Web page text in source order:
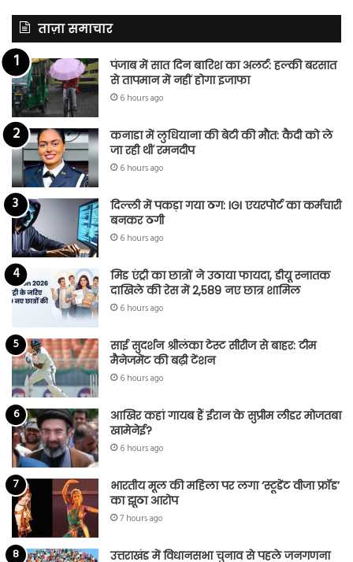
ताज़ा समाचार
पंजाब में सात दिन बारिश का अलर्ट: हल्की बरसात
से तापमान में नहीं होगा इजाफा
6 hours ago
कनाडा में लुधियाना की बेटी की माैत: कैदी को ले
जा रही थीं रमनदीप
6 hours ago
दिल्ली में पकड़ा गया ठग: IGI एयरपोर्ट का कर्मचारी
बनकर ठगी
6 hours ago
मिड एंट्री का छात्रों ने उठाया फायदा, डीयू स्नातक
दाखिले की रेस में 2,589 नए छात्र शामिल
6 hours ago
साई सुदर्शन श्रीलंका टेस्ट सीरीज से बाहर: टीम
मैनेजमेंट की बढ़ी टेंशन
6 hours ago
आखिर कहां गायब हैं ईरान के सुप्रीम लीडर मोजतबा
खामेनेई?
6 hours ago
भारतीय मूल की महिला पर लगा ‘स्टूडेंट वीजा फ्रॉड’
का झूठा आरोप
7 hours ago
उत्तराखंड में विधानसभा चुनाव से पहले जनगणना